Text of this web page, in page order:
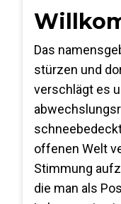
Das
stürzen und
verschlägt es
offenen Welt
Stimmung
die man als